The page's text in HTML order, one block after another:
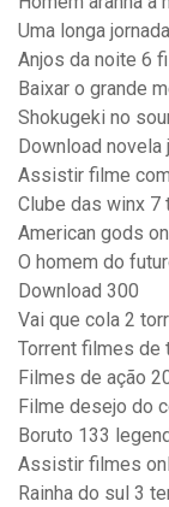
Uma longa
Anjos da noite 6
Baixar o grande
Shokugeki no
Download
Assistir filme
Clube das winx 7
American gods
O homem do
Download 300
Vai que cola 2
Torrent filmes de
Filmes de ação
Filme desejo do
Boruto 133
Assistir filmes
Rainha do sul 3